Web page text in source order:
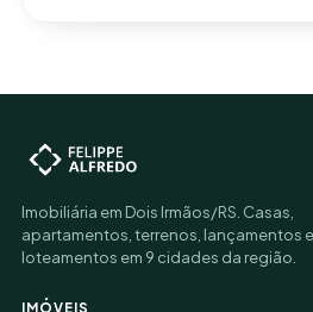
Imobiliária em Dois Irmãos/RS. Casas,
apartamentos, terrenos, lançamentos e
loteamentos em 9 cidades da região.
IMÓVEIS